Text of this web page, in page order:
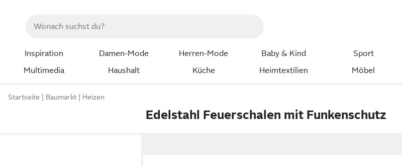
Inspiration Damen-Mode Herren-Mode Baby & Kind Sport
Multimedia
Haushalt Küche Heimtextilien Möbel
Startseite Baumarkt Heizen
Edelstahl Feuerschalen mit Funkenschutz